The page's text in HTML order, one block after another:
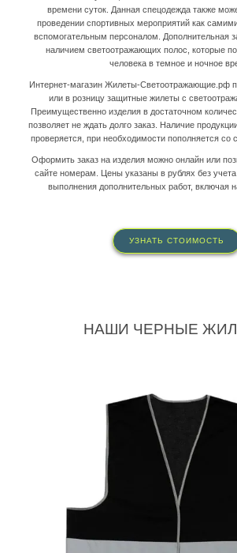
времени суток. Данная спецодежда также
проведении спортивных мероприятий как
вспомогательным персоналом. Дополнительная
наличием светоотражающих полос, которые
человека в темное и ночное
Интернет-магазин Жилеты-Светоотражающие.рф
или в розницу защитные жилеты с
Преимущественно изделия в достаточном
позволяет не ждать долго заказ. Наличие
проверяется, при необходимости пополняется со
Оформить заказ на изделия можно онлайн или
сайте номерам. Цены указаны в рублях без
выполнения дополнительных работ, включая
УЗНАТЬ СТОИМОСТЬ
НАШИ ЧЕРНЫЕ